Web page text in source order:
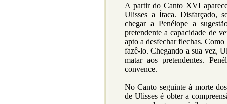
A partir do Canto XVI
Ulisses a Ítaca. Disfarçado,
chegar a Penélope a
pretendente a capacidade de
apto a desfechar flechas.
fazê-lo. Chegando a sua vez,
matar aos pretendentes.
convence.
No Canto seguinte à morte
de Ulisses é obter a